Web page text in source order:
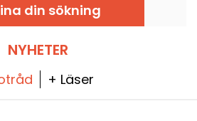
din sökning
NYHETER
+ Läser